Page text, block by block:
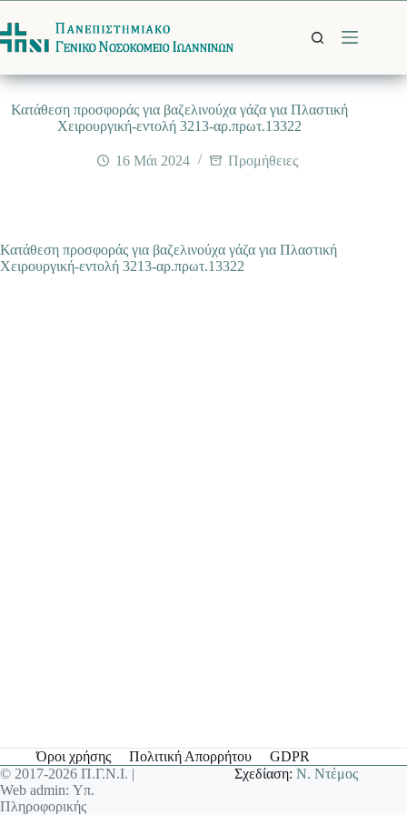
στο
περιεχόμενο
Κατάθεση προσφοράς για βαζελινούχα γάζα για Πλαστική
Χειρουργική-εντολή 3213-αρ.πρωτ.13322
16 Μάι 2024 Προμήθειες
Κατάθεση προσφοράς για βαζελινούχα γάζα για Πλαστική
Χειρουργική-εντολή 3213-αρ.πρωτ.13322
Όροι χρήσης Πολιτική Απορρήτου
GDPR
© 2017-2026 Π.Γ.Ν.Ι. |
Web admin: Υπ.
Πληροφορικής
Σχεδίαση:Ν. Ντέμος